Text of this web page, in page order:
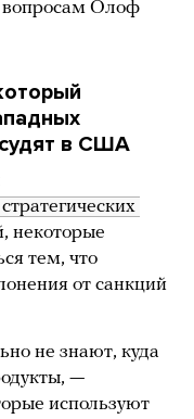
Олоф
судят в США
некоторые
тем, что
от санкций
не знают, куда
—
используют